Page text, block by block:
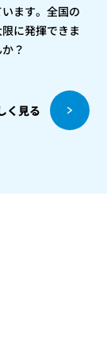
ます。全国の
に発揮できま
？
く見る